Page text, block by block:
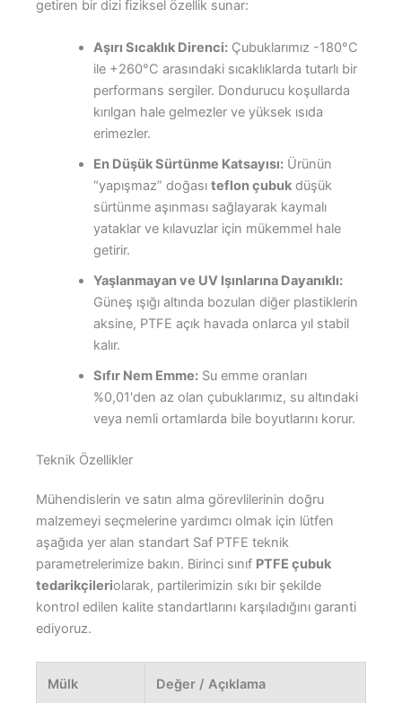
getiren bir dizi fiziksel özellik sunar:
Aşırı Sıcaklık Direnci:Çubuklarımız -180°C
ile +260°C arasındaki sıcaklıklarda tutarlı bir
performans sergiler. Dondurucu koşullarda
kırılgan hale gelmezler ve yüksek ısıda
erimezler.
En Düşük Sürtünme Katsayısı:Ürünün
“yapışmaz” doğası teflon çubukdüşük
sürtünme aşınması sağlayarak kaymalı
yataklar ve kılavuzlar için mükemmel hale
getirir.
Yaşlanmayan ve UV Işınlarına Dayanıklı:
Güneş ışığı altında bozulan diğer plastiklerin
aksine, PTFE açık havada onlarca yıl stabil
kalır.
Sıfır Nem Emme:Su emme oranları
%0,01'den az olan çubuklarımız, su altındaki
veya nemli ortamlarda bile boyutlarını korur.
Teknik Özellikler
Mühendislerin ve satın alma görevlilerinin doğru
malzemeyi seçmelerine yardımcı olmak için lütfen
aşağıda yer alan standart Saf PTFE teknik
parametrelerimize bakın. Birinci sınıf PTFE çubuk
tedarikçileriolarak, partilerimizin sıkı bir şekilde
kontrol edilen kalite standartlarını karşıladığını garanti
ediyoruz.
Mülk Değer / Açıklama